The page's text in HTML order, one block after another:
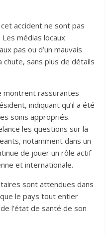
accident ne sont pas
médias locaux
pas ou d’un mauvais
sans plus de détails
montrent rassurantes
indiquant qu’il a été
soins appropriés.
les questions sur la
notamment dans un
de jouer un rôle actif
et internationale.
sont attendues dans
le pays tout entier
l’état de santé de son